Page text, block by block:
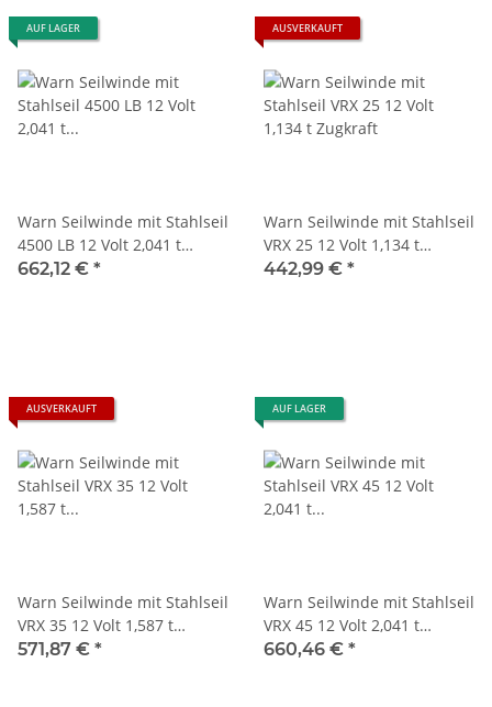
AUF LAGER
Warn Seilwinde mit Stahlseil
4500 LB 12 Volt 2,041 t
Zugkraft
662,12 € *
AUSVERKAUFT
Warn Seilwinde mit Stahlseil
VRX 25 12 Volt 1,134 t
Zugkraft
442,99 € *
AUSVERKAUFT
Warn Seilwinde mit Stahlseil
VRX 35 12 Volt 1,587 t
Zugkraft 3500
571,87 € *
AUF LAGER
Warn Seilwinde mit Stahlseil
VRX 45 12 Volt 2,041 t
Zugkraft 4500
660,46 € *